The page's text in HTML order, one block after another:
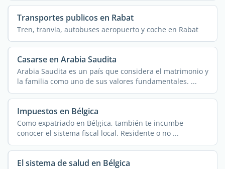
Transportes publicos en Rabat
Tren, tranvia, autobuses aeropuerto y coche en Rabat
Casarse en Arabia Saudita
Arabia Saudita es un país que considera el matrimonio y
la familia como uno de sus valores fundamentales. ...
Impuestos en Bélgica
Como expatriado en Bélgica, también te incumbe
conocer el sistema fiscal local. Residente o no ...
El sistema de salud en Bélgica